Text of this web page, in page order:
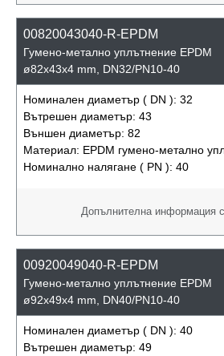
00820043040-R-EPDM
Гумено-метално уплътнение EPDM
ø82x43x4 mm, DN32/PN10-40
Номинален диаметър ( DN ): 32
Вътрешен диаметър: 43
Външен диаметър: 82
Материал: EPDM гумено-метално
Номинално налягане ( PN ): 40
Допълнителна информация
00920049040-R-EPDM
Гумено-метално уплътнение EPDM
ø92x49x4 mm, DN40/PN10-40
Номинален диаметър ( DN ): 40
Вътрешен диаметър: 49